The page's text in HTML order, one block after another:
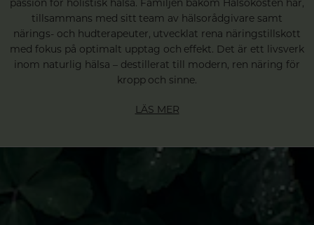
passion för holistisk hälsa. Familjen bakom Hälsokosten har,
tillsammans med sitt team av hälsorådgivare samt
närings- och hudterapeuter, utvecklat rena näringstillskott
med fokus på optimalt upptag och effekt. Det är ett livsverk
inom naturlig hälsa – destillerat till modern, ren näring för
kropp och sinne.
LÄS MER